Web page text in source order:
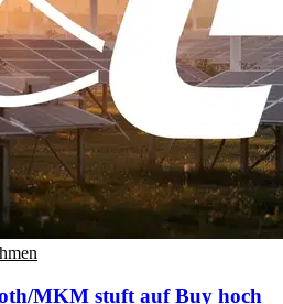
MKM stuft auf Buy hoch